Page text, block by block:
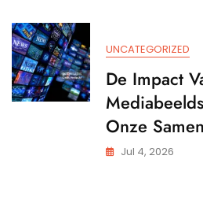
UNCATEGORIZED
De Impact
Onze
Jul 4, 2026